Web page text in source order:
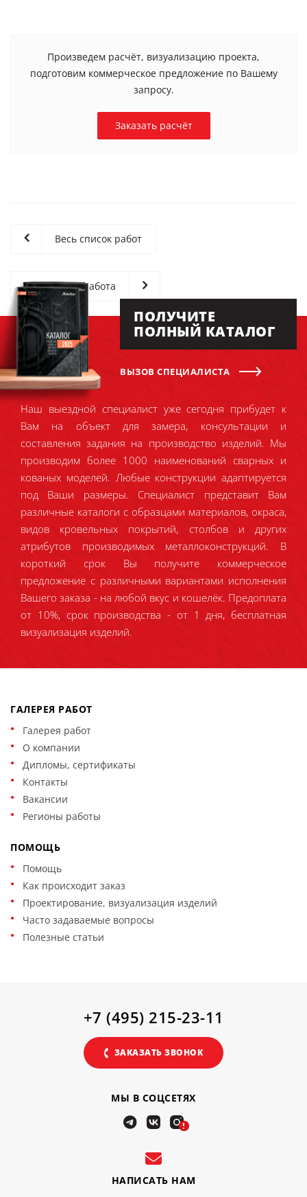
Произведем расчёт, визуализацию проекта,
подготовим коммерческое предложение по Вашему
запросу.
Заказать расчёт
Весь список работ
Следующая работа
ПОЛУЧИТЕ
ПОЛНЫЙ КАТАЛОГ
ВЫЗОВ СПЕЦИАЛИСТА
Наш выездной специалист уже сегодня прибудет к
Вам на объект для замера, консультации и
составления задания на производство изделий. Мы
производим более 1000 наименований сварных и
кованых моделей. Любые конструкции адаптируется
под Ваши размеры. Специалист представит Вам
различные каталоги с образцами материалов, окраса,
видов кровельных покрытий, столбов и других
атрибутов производимых металлоконструкций. В
короткий срок Вы получите коммерческое
предложение с различными вариантами исполнения
Вашего заказа - на любой вкус и кошелёк. Предоплата
от 10%, срок производства - от 1 дня, бесплатная
визуализация изделий.
ГАЛЕРЕЯ РАБОТ
Галерея работ
О компании
Дипломы, сертификаты
Контакты
Вакансии
Регионы работы
ПОМОЩЬ
Помощь
Как происходит заказ
Проектирование, визуализация изделий
Часто задаваемые вопросы
Полезные статьи
НАПИСАТЬ НАМ
МЫ В СОЦСЕТЯХ
!
+7 (495) 215-23-11
ЗАКАЗАТЬ ЗВОНОК